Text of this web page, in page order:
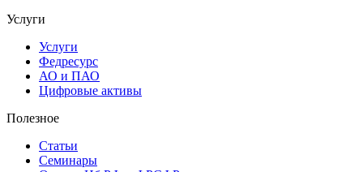
Услуги
Услуги
Федресурс
АО и ПАО
Цифровые активы
Полезное
Статьи
Cеминары